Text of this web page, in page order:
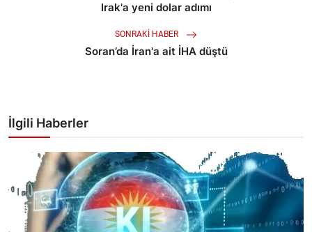
Irak'a yeni dolar adımı
SONRAKI HABER
Soran’da İran'a ait İHA düştü
İlgili Haberler